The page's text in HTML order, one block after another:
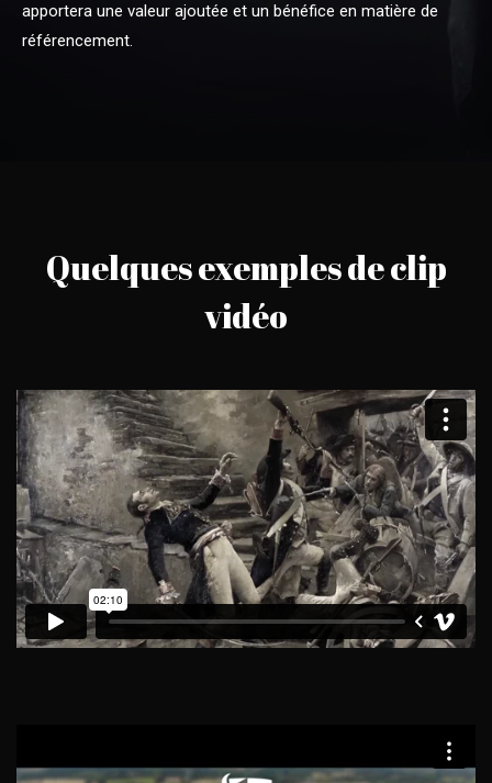
apportera une valeur ajoutée et un bénéfice en matière de
référencement.
Quelques exemples de clip
vidéo